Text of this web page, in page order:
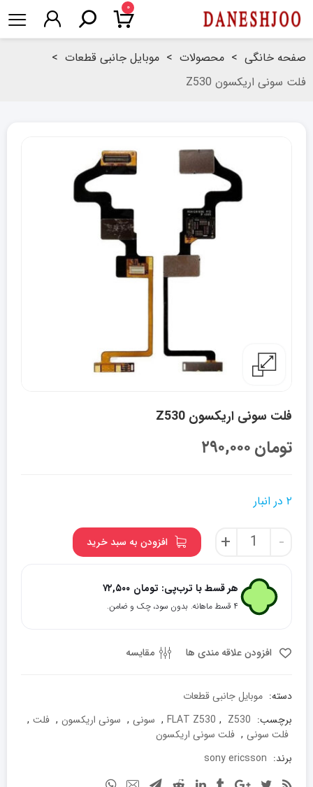
۰
صفحه خانگی > محصولات > موبایل جانبی قطعات >
فلت سونی اریکسون Z530
فلت سونی اریکسون Z530
۲۹۰,۰۰۰تومان
۲ در انبار
-
فلت
سونی
Z530
عدد
+ افزودن به سبد خرید
هر قسط با ترب‌پی: ۷۲,۵۰۰ تومان
۴ قسط ماهانه. بدون سود، چک و ضامن.
افزودن علاقه مندی ها مقایسه
دسته: موبایل جانبی قطعات
برچسب:
FLAT Z530 , Z530
, سونی , سونی اریکسون , فلت ,
فلت سونی , فلت سونی اریکسون
برند: sony ericsson